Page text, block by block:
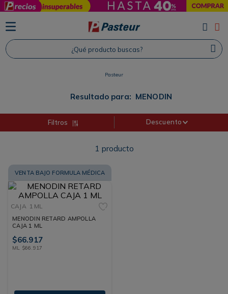
¿Qué producto buscas?
Pasteur
Resultado para: MENODIN
Filtros Descuento
1 producto
VENTA BAJO FORMULA MÉDICA
CAJA 1 ML
MENODIN RETARD AMPOLLA
CAJA 1 ML
$66.917
ML $66 917
TÉRMINOS MÁS BUSCADOS
1. Protector Solar
2. Proteina